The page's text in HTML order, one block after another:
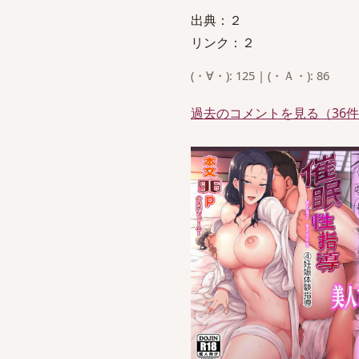
出典：２
リンク：２
(・∀・): 125 | (・Ａ・): 86
過去のコメントを見る（36